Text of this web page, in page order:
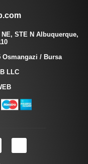
NE, STE N Albuquerque,
Osmangazi / Bursa
LLC